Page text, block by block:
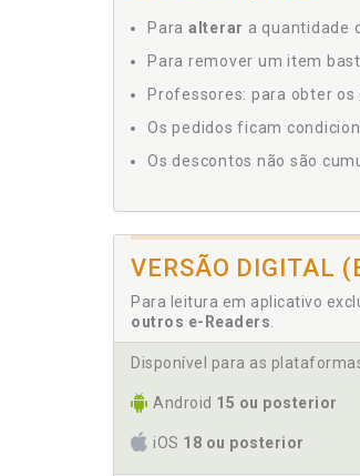
Para alterar a quantidade
Para remover um item
Professores: para obter
Os pedidos ficam
Os descontos não são
VERSÃO DIGITAL
Para leitura em aplicativo
outros e-Readers
Disponível para as
Android 15 ou posterior
iOS 18 ou posterior